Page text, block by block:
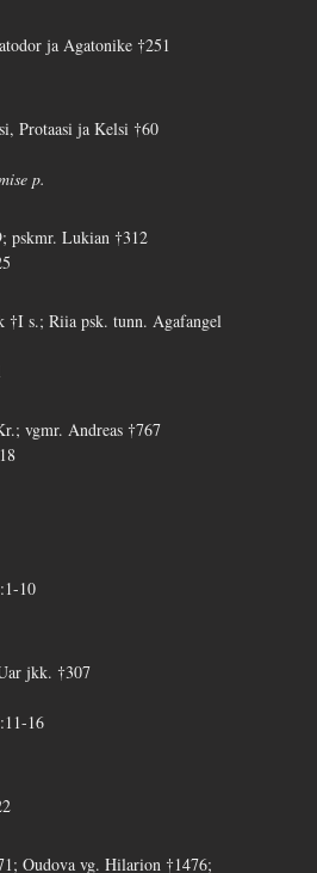
ja Agatonike †251
Protaasi ja Kelsi †60
p.
pskmr. Lukian †312
†I s.; Riia psk. tunn. Agafangel
vgmr. Andreas †767
10
jkk. †307
16
Oudova vg. Hilarion †1476;